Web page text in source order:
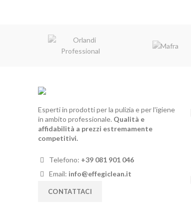
Esperti in prodotti per la pulizia e per l'igiene
in ambito professionale. Qualità e
affidabilità a prezzi estremamente
competitivi.
Telefono: +39 081 901 046
Email: info@effegiclean.it
CONTATTACI